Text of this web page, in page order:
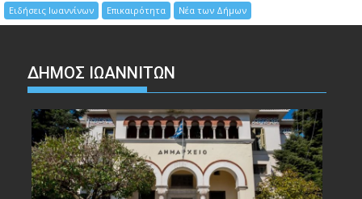
Ειδήσεις Ιωαννίνων Επικαιρότητα Νέα των Δήμων
ΔΗΜΟΣ ΙΩΑΝΝΙΤΩΝ